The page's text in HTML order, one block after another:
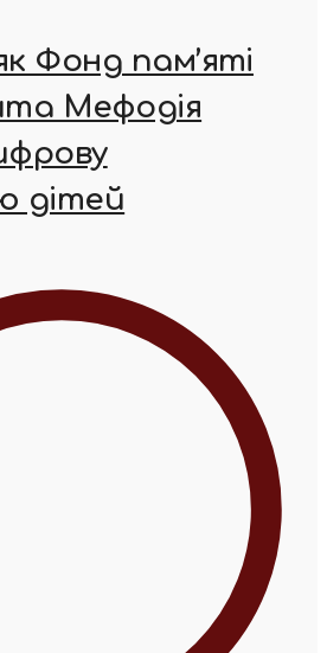
Фонд пам’яті
Мефодія
дітей